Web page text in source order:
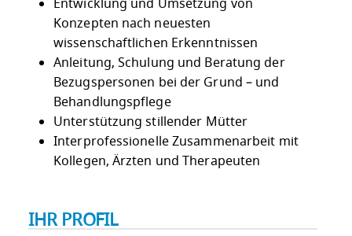
Entwicklung und Umsetzung von
Konzepten nach neuesten
wissenschaftlichen Erkenntnissen
Anleitung, Schulung und Beratung der
Bezugspersonen bei der Grund – und
Behandlungspflege
Unterstützung stillender Mütter
Interprofessionelle Zusammenarbeit mit
Kollegen, Ärzten und Therapeuten
IHR PROFIL